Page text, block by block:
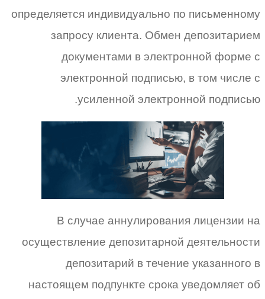
определяется индивидуально по письменному
запросу клиента. Обмен депозитарием
документами в электронной форме с
электронной подписью, в том числе с
усиленной электронной подписью.
В случае аннулирования лицензии на
осуществление депозитарной деятельности
депозитарий в течение указанного в
настоящем подпункте срока уведомляет об